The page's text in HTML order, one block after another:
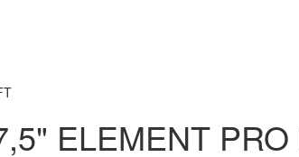
ELEMENT